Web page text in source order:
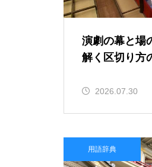
演劇の幕と場
解く区切り方
2026.07.30
用語辞典